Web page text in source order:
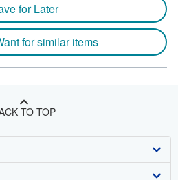
for Later
for similar items
TO TOP